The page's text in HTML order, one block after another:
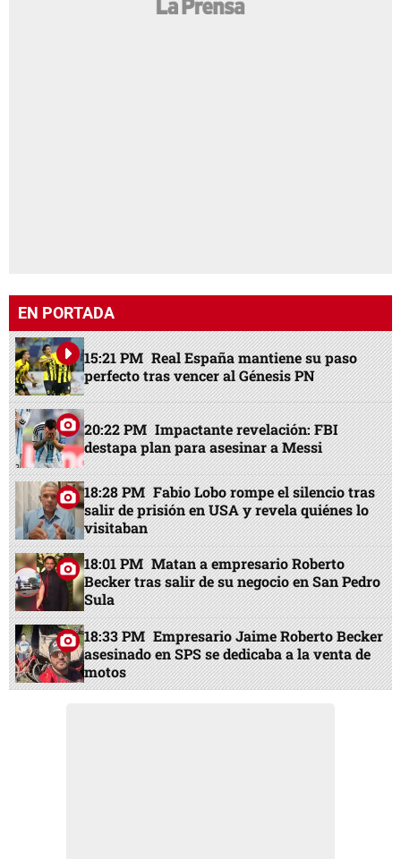
EN PORTADA
15:21 PM Real España mantiene su paso
perfecto tras vencer al Génesis PN
20:22 PM Impactante revelación: FBI
destapa plan para asesinar a Messi
18:28 PM Fabio Lobo rompe el silencio tras
salir de prisión en USA y revela quiénes lo
visitaban
18:01 PM Matan a empresario Roberto
Becker tras salir de su negocio en San Pedro
Sula
18:33 PM Empresario Jaime Roberto Becker
asesinado en SPS se dedicaba a la venta de
motos